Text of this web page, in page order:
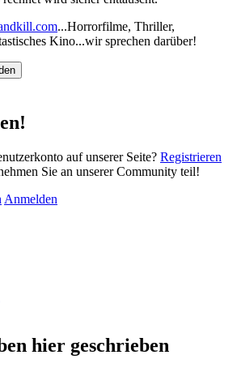
...Horrorfilme, Thriller,
Kino...wir sprechen darüber!
auf unserer Seite? Registrieren
Sie an unserer Community teil!
Anmelden
hier geschrieben